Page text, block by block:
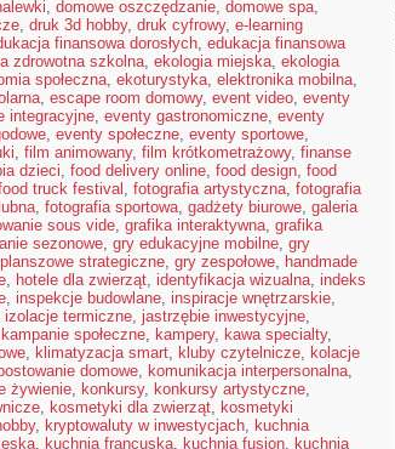
, domowe oszczędzanie, domowe spa,
, druk 3d hobby, druk cyfrowy, e-learning
finansowa dorosłych, edukacja finansowa
zdrowotna szkolna, ekologia miejska, ekologia
społeczna, ekoturystyka, elektronika mobilna,
, escape room domowy, event video, eventy
integracyjne, eventy gastronomiczne, eventy
, eventy społeczne, eventy sportowe,
, film animowany, film krótkometrażowy, finanse
dzieci, food delivery online, food design, food
truck festival , fotografia artystyczna, fotografia
, fotografia sportowa, gadżety biurowe, galeria
sous vide, grafika interaktywna, grafika
sezonowe, gry edukacyjne mobilne, gry
strategiczne, gry zespołowe, handmade
, hotele dla zwierząt, identyfikacja wizualna, indeks
, inspekcje budowlane, inspiracje wnętrzarskie,
izolacje termiczne, jastrzębie inwestycyjne,
kampanie społeczne, kampery, kawa specialty,
, klimatyzacja smart, kluby czytelnicze, kolacje
domowe, komunikacja interpersonalna,
żywienie, konkursy, konkursy artystyczne,
, kosmetyki dla zwierząt, kosmetyki
, kryptowaluty w inwestycjach, kuchnia
, kuchnia francuska, kuchnia fusion, kuchnia